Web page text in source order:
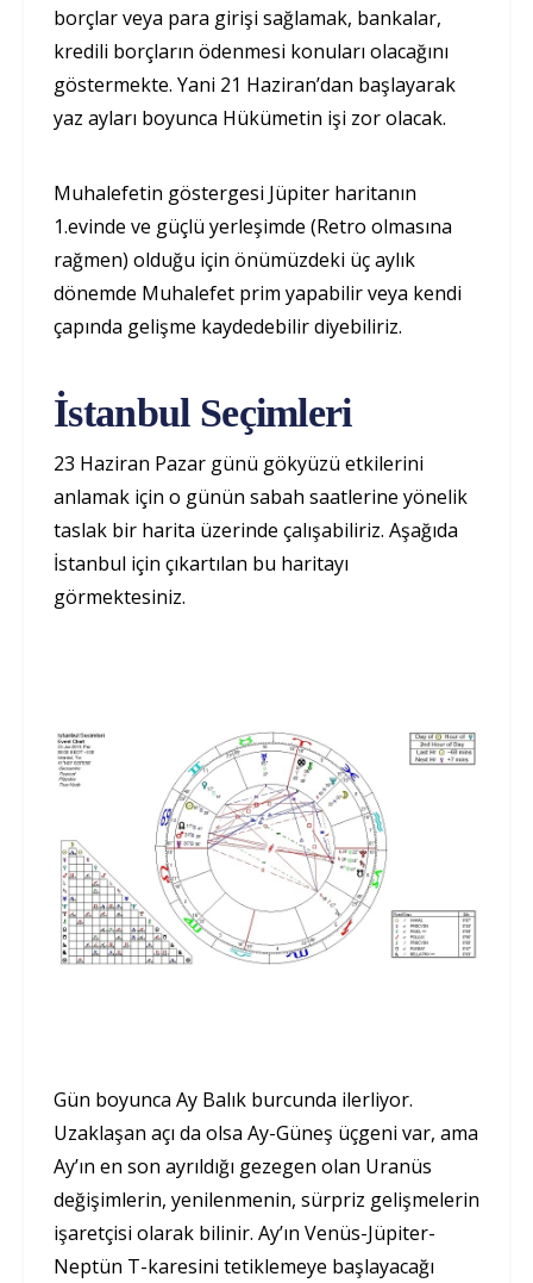
borçlar veya para girişi sağlamak, bankalar,
kredili borçların ödenmesi konuları olacağını
göstermekte. Yani 21 Haziran’dan başlayarak
yaz ayları boyunca Hükümetin işi zor olacak.
Muhalefetin göstergesi Jüpiter haritanın
1.evinde ve güçlü yerleşimde (Retro olmasına
rağmen) olduğu için önümüzdeki üç aylık
dönemde Muhalefet prim yapabilir veya kendi
çapında gelişme kaydedebilir diyebiliriz.
İstanbul Seçimleri
23 Haziran Pazar günü gökyüzü etkilerini
anlamak için o günün sabah saatlerine yönelik
taslak bir harita üzerinde çalışabiliriz. Aşağıda
İstanbul için çıkartılan bu haritayı
görmektesiniz.
Gün boyunca Ay Balık burcunda ilerliyor.
Uzaklaşan açı da olsa Ay-Güneş üçgeni var, ama
Ay’ın en son ayrıldığı gezegen olan Uranüs
değişimlerin, yenilenmenin, sürpriz gelişmelerin
işaretçisi olarak bilinir. Ay’ın Venüs-Jüpiter-
Neptün T-karesini tetiklemeye başlayacağı